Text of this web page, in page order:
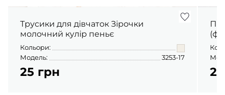
Трусики для дівчаток Зірочки
молочний кулір пеньє
Кольори:
Модель:
3253-17
25 грн